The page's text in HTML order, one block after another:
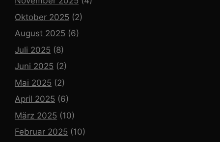
Oktober 2025 (2)
August 2025 (6)
Juli 2025 (8)
Juni 2025 (2)
Mai 2025 (2)
April 2025 (6)
März 2025 (10)
Februar 2025 (10)